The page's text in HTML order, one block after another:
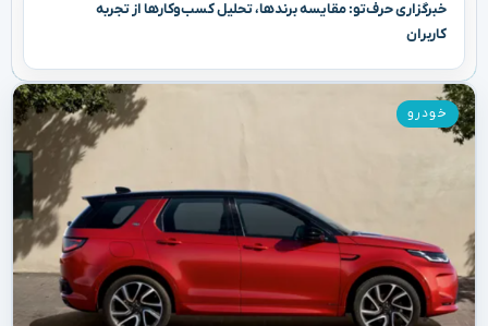
خبرگزاری حرف‌تو: مقایسه برندها، تحلیل کسب‌وکارها از تجربه
کاربران
خودرو